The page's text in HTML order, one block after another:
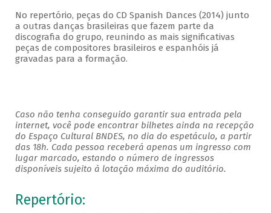
No repertório, peças do CD Spanish Dances (2014) junto
a outras danças brasileiras que fazem parte da
discografia do grupo, reunindo as mais significativas
peças de compositores brasileiros e espanhóis já
gravadas para a formação.
Caso não tenha conseguido garantir sua entrada pela
internet, você pode encontrar bilhetes ainda na recepção
do Espaço Cultural BNDES, no dia do espetáculo, a partir
das 18h. Cada pessoa receberá apenas um ingresso com
lugar marcado, estando o número de ingressos
disponíveis sujeito à lotação máxima do auditório.
Repertório: